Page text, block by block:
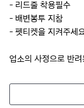
- 리드줄 착용필수
- 배변봉투 지참
- 펫티켓을 지켜주세요
업소의 사정으로 반
방문 전에 전화문의